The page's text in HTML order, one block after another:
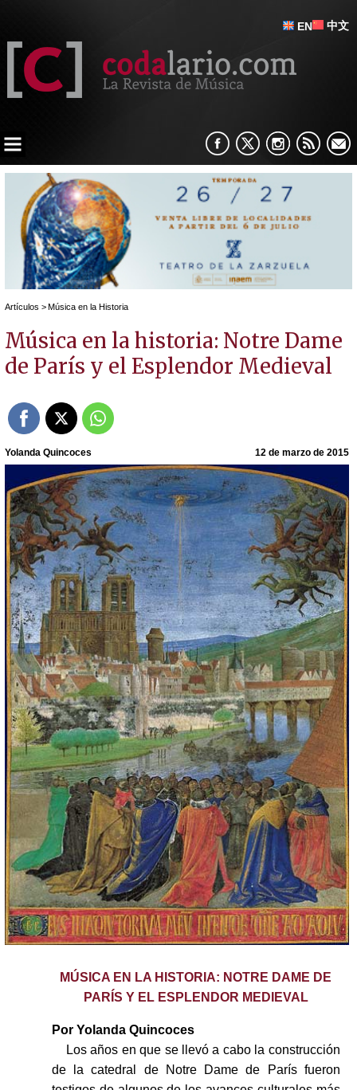
EN 中文
Artículos > Música en la Historia
Música en la historia: Notre Dame
de París y el Esplendor Medieval
Yolanda Quincoces 12 de marzo de 2015
MÚSICA EN LA HISTORIA: NOTRE DAME DE
PARÍS Y EL ESPLENDOR MEDIEVAL
Por Yolanda Quincoces
Los años en que se llevó a cabo la construcción
de la catedral de Notre Dame de París fueron